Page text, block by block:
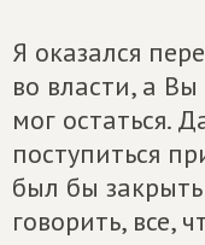
Я оказался
во власти, а Вы
мог остаться.
поступиться
был бы
говорить, все,